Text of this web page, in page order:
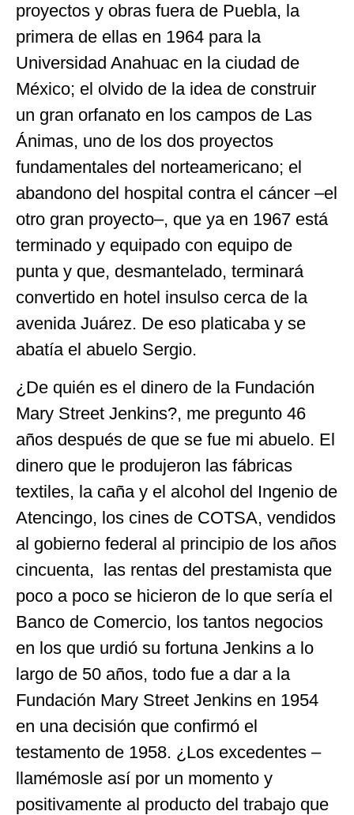
proyectos y obras fuera de Puebla, la
primera de ellas en 1964 para la
Universidad Anahuac en la ciudad de
México; el olvido de la idea de construir
un gran orfanato en los campos de Las
Ánimas, uno de los dos proyectos
fundamentales del norteamericano; el
abandono del hospital contra el cáncer –el
otro gran proyecto–, que ya en 1967 está
terminado y equipado con equipo de
punta y que, desmantelado, terminará
convertido en hotel insulso cerca de la
avenida Juárez. De eso platicaba y se
abatía el abuelo Sergio.
¿De quién es el dinero de la Fundación
Mary Street Jenkins?, me pregunto 46
años después de que se fue mi abuelo. El
dinero que le produjeron las fábricas
textiles, la caña y el alcohol del Ingenio de
Atencingo, los cines de COTSA, vendidos
al gobierno federal al principio de los años
cincuenta, las rentas del prestamista que
poco a poco se hicieron de lo que sería el
Banco de Comercio, los tantos negocios
en los que urdió su fortuna Jenkins a lo
largo de 50 años, todo fue a dar a la
Fundación Mary Street Jenkins en 1954
en una decisión que confirmó el
testamento de 1958. ¿Los excedentes –
llamémosle así por un momento y
positivamente al producto del trabajo que